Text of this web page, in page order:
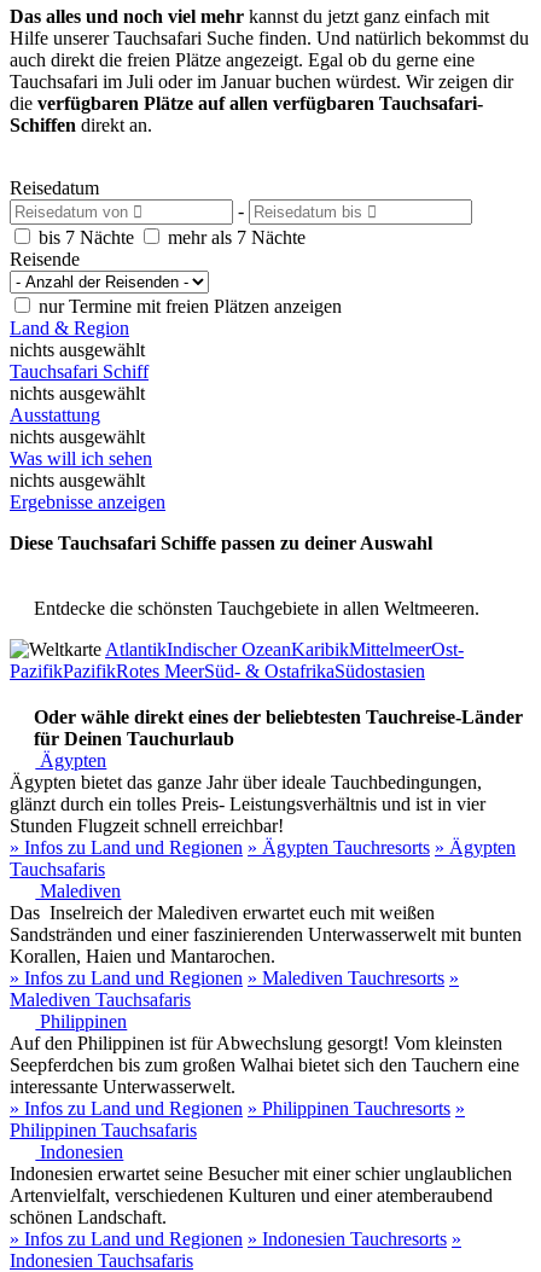
Das alles und noch viel mehr kannst du jetzt ganz einfach mit
Hilfe unserer Tauchsafari Suche finden. Und natürlich bekommst du
auch direkt die freien Plätze angezeigt. Egal ob du gerne eine
Tauchsafari im Juli oder im Januar buchen würdest. Wir zeigen dir
die verfügbaren Plätze auf allen verfügbaren Tauchsafari-
Schiffen direkt an.
Reisedatum
-
bis 7 Nächte
mehr als 7 Nächte
Reisende
nur Termine mit freien Plätzen anzeigen
Land & Region
nichts ausgewählt
Tauchsafari Schiff
nichts ausgewählt
Ausstattung
nichts ausgewählt
Was will ich sehen
nichts ausgewählt
Ergebnisse anzeigen
Diese Tauchsafari Schiffe passen zu deiner Auswahl
Entdecke die schönsten Tauchgebiete in allen Weltmeeren.
AtlantikIndischer OzeanKaribikMittelmeerOst-
PazifikPazifikRotes MeerSüd- & OstafrikaSüdostasien
Oder wähle direkt eines der beliebtesten Tauchreise-Länder
für Deinen Tauchurlaub
Ägypten
Ägypten bietet das ganze Jahr über ideale Tauchbedingungen,
glänzt durch ein tolles Preis- Leistungsverhältnis und ist in vier
Stunden Flugzeit schnell erreichbar!
» Infos zu Land und Regionen » Ägypten Tauchresorts » Ägypten
Tauchsafaris
Malediven
Das Inselreich der Malediven erwartet euch mit weißen
Sandstränden und einer faszinierenden Unterwasserwelt mit bunten
Korallen, Haien und Mantarochen.
» Infos zu Land und Regionen » Malediven Tauchresorts »
Malediven Tauchsafaris
Philippinen
Auf den Philippinen ist für Abwechslung gesorgt! Vom kleinsten
Seepferdchen bis zum großen Walhai bietet sich den Tauchern eine
interessante Unterwasserwelt.
» Infos zu Land und Regionen » Philippinen Tauchresorts »
Philippinen Tauchsafaris
Indonesien
Indonesien erwartet seine Besucher mit einer schier unglaublichen
Artenvielfalt, verschiedenen Kulturen und einer atemberaubend
schönen Landschaft.
» Infos zu Land und Regionen » Indonesien Tauchresorts »
Indonesien Tauchsafaris